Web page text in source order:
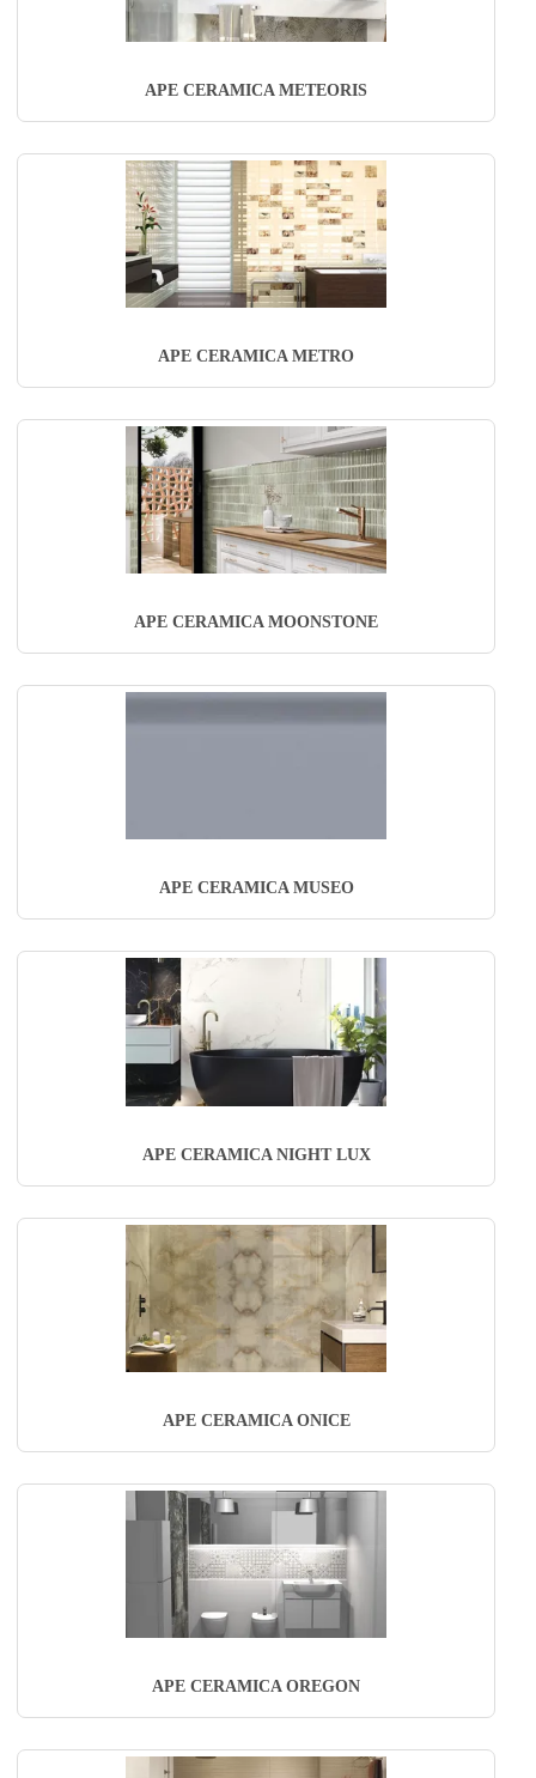
APE CERAMICA METEORIS
APE CERAMICA METRO
APE CERAMICA MOONSTONE
APE CERAMICA MUSEO
APE CERAMICA NIGHT LUX
APE CERAMICA ONICE
APE CERAMICA OREGON